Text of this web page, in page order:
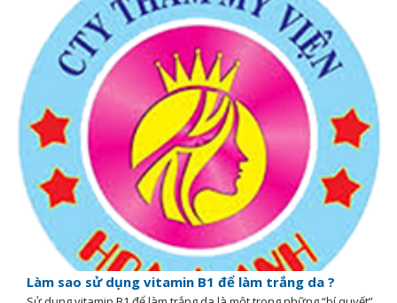
Làm sao sử dụng vitamin B1 để làm trắng da ?